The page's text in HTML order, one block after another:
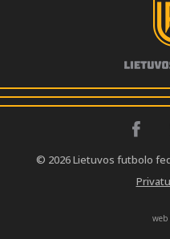
© 2026 Lietuvos futbolo
web